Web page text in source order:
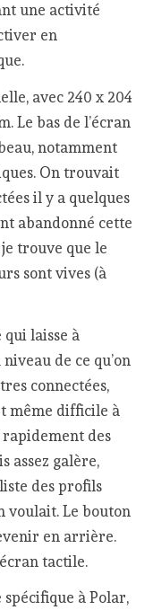
une activité
en
avec 240 x 204
Le bas de l’écran
notamment
On trouvait
il y a quelques
abandonné cette
trouve que le
sont vives (à
laisse à
de ce qu’on
connectées,
même difficile à
des
assez galère,
des profils
voulait. Le bouton
en arrière.
tactile.
à Polar,